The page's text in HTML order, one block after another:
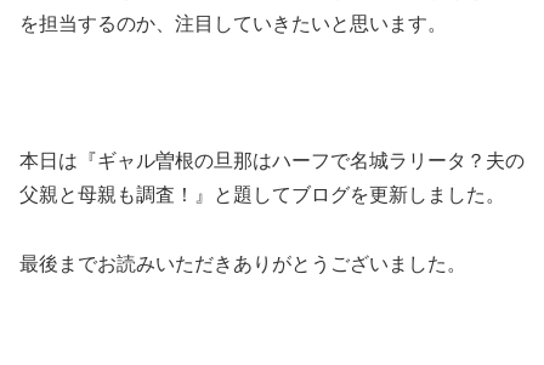
を担当するのか、注目していきたいと思います。
本日は『ギャル曽根の旦那はハーフで名城ラリータ？夫の
父親と母親も調査！』と題してブログを更新しました。
最後までお読みいただきありがとうございました。